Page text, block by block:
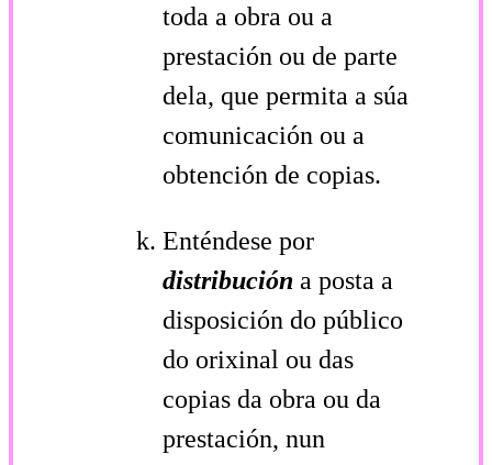
toda a obra ou a
prestación ou de parte
dela, que permita a súa
comunicación ou a
obtención de copias.
Enténdese por
distribución a posta a
disposición do público
do orixinal ou das
copias da obra ou da
prestación, nun